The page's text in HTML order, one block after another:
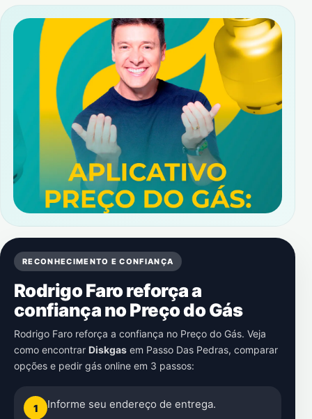
RECONHECIMENTO E CONFIANÇA
Rodrigo Faro reforça a
confiança no Preço do Gás
Rodrigo Faro reforça a confiança no Preço do Gás. Veja
como encontrar Diskgas em Passo Das Pedras, comparar
opções e pedir gás online em 3 passos:
1 Informe seu endereço de entrega.